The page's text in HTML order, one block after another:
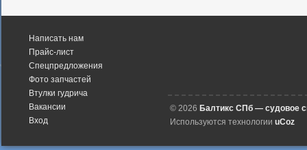
Написать нам
Прайс-лист
Спецпредложения
Фото запчастей
Втулки гудрича
Вакансии
Вход
© 2026 Балтикс СПб — судовое
Используются технологии uCoz